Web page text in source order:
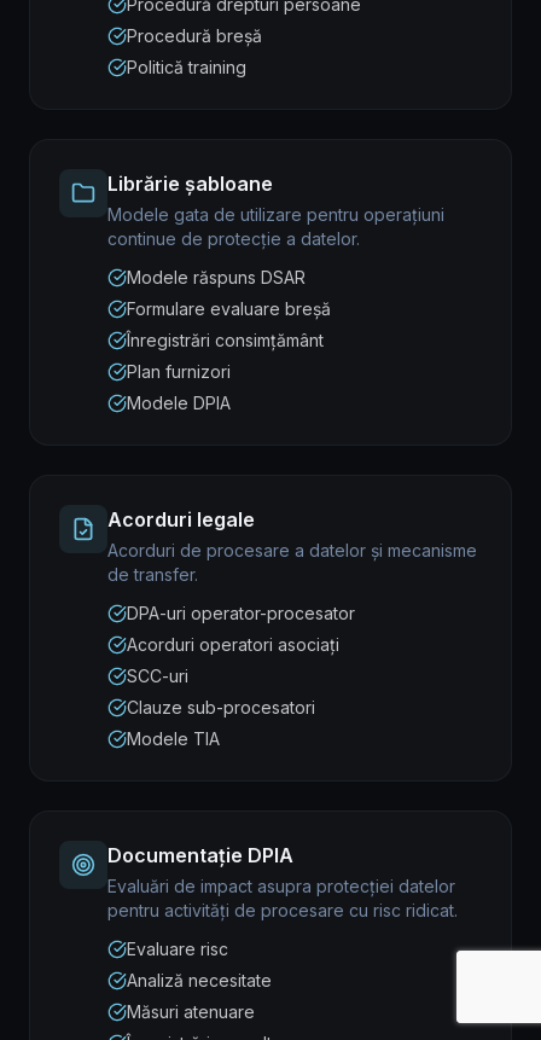
Procedură drepturi persoane
Procedură breșă
Politică training
Librărie șabloane
Modele gata de utilizare pentru operațiuni
continue de protecție a datelor.
Modele răspuns DSAR
Formulare evaluare breșă
Înregistrări consimțământ
Plan furnizori
Modele DPIA
Acorduri legale
Acorduri de procesare a datelor și mecanisme
de transfer.
DPA-uri operator-procesator
Acorduri operatori asociați
SCC-uri
Clauze sub-procesatori
Modele TIA
Documentație DPIA
Evaluări de impact asupra protecției datelor
pentru activități de procesare cu risc ridicat.
Evaluare risc
Analiză necesitate
Măsuri atenuare